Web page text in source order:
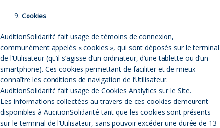
Cookies
AuditionSolidarité fait usage de témoins de connexion,
communément appelés « cookies », qui sont déposés sur le terminal
de l’Utilisateur (qu’il s’agisse d’un ordinateur, d’une tablette ou d’un
smartphone). Ces cookies permettant de faciliter et de mieux
connaître les conditions de navigation de l’Utilisateur.
AuditionSolidarité fait usage de Cookies Analytics sur le Site.
Les informations collectées au travers de ces cookies demeurent
disponibles à AuditionSolidarité tant que les cookies sont présents
sur le terminal de l’Utilisateur, sans pouvoir excéder une durée de 13